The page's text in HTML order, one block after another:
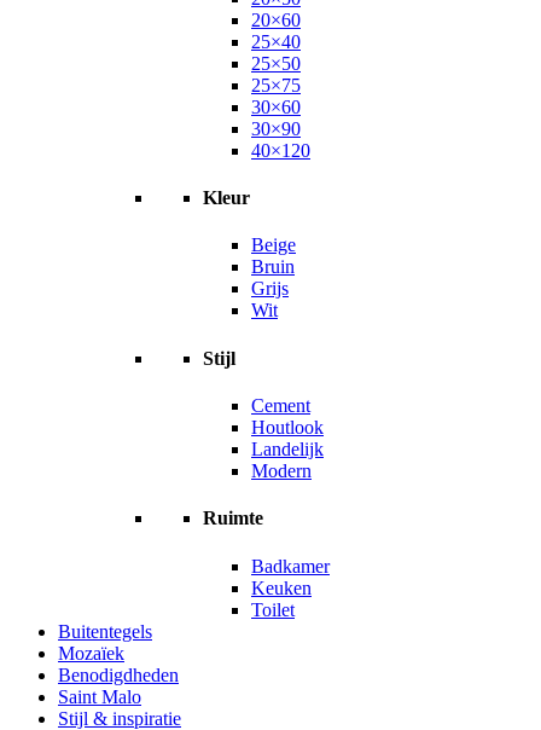
20×60
25×40
25×50
25×75
30×60
30×90
40×120
Kleur
Beige
Bruin
Grijs
Wit
Stijl
Cement
Houtlook
Landelijk
Modern
Ruimte
Badkamer
Keuken
Toilet
Buitentegels
Mozaïek
Benodigdheden
Saint Malo
Stijl & inspiratie